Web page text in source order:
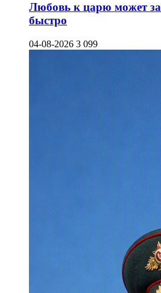
Любовь к царю может
быстро
04-08-2026 3 099